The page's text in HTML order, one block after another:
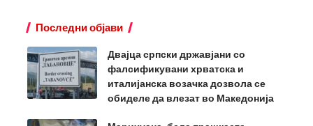
Последни објави
Двајца српски државјани со
фалсификувани хрватска и
италијанска возачка дозвола се
обиделе да влезат во Македонија